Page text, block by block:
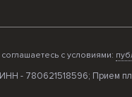
с условиями:
- 780621518596; Прием